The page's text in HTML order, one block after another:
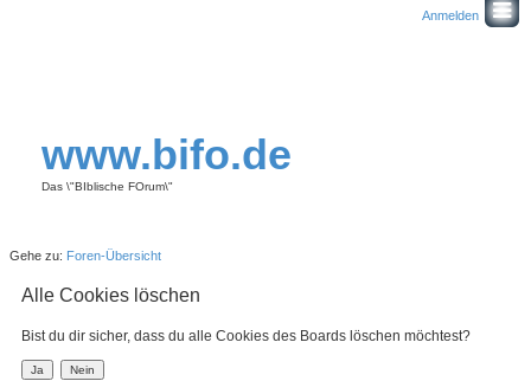
Anmelden
www.bifo.de
Das \"BIblische FOrum\"
Gehe zu: Foren-Übersicht
Alle Cookies löschen
Bist du dir sicher, dass du alle Cookies des Boards löschen möchtest?